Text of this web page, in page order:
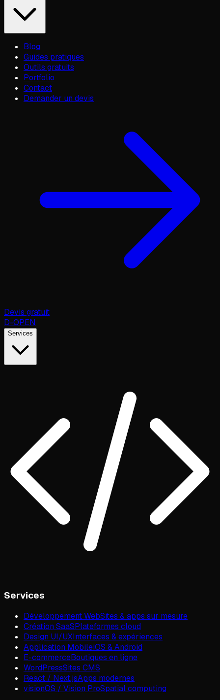
Blog
Guides pratiques
Outils gratuits
Portfolio
Contact
Demander un devis
Devis gratuit
D-OPEN
Services
Services
Développement WebSites & apps sur mesure
Création SaaSPlateformes cloud
Design UI/UXInterfaces & expériences
Application MobileiOS & Android
E-commerceBoutiques en ligne
WordPressSites CMS
React / Next.jsApps modernes
visionOS / Vision ProSpatial computing